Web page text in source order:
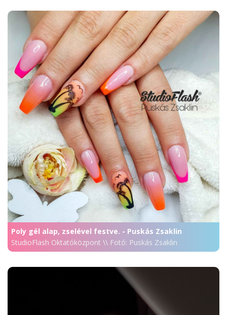
Poly gél alap, zselével festve. - Puskás Zsaklin
StudioFlash Oktatóközpont \\ Fotó: Puskás Zsaklin